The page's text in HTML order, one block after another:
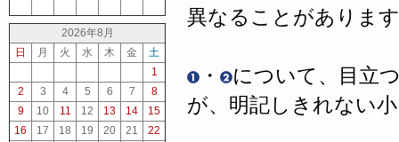
異なることがありま
・
について、目立
が、明記しきれない
2026年8月
日
月 火 水 木 金
土
1
2
3 4 5 6 7
8
9
10 11 12 13 14
15
16
17 18 19 20 21
22